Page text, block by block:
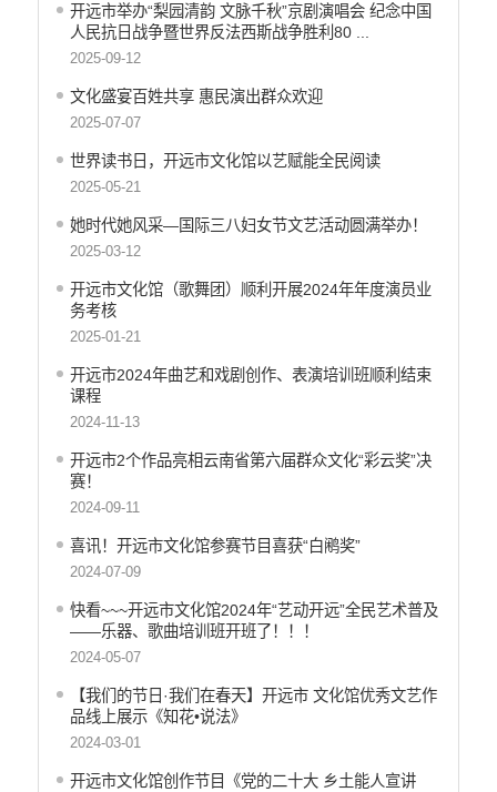
减税降费
稳岗就业
应急预案
产品质量
公共文化服务
疫情防控
养老服务
社会救助信息
规划计划
重大决策预公开
生态环境
食品药品监管
义务教育
政府集中采购
环保督察
医疗卫生
行政许可
行政处罚和行政强制
开远市举办“梨园清韵 文脉千秋”京剧演唱会 纪念中国
人民抗日战争暨世界反法西斯战争胜利80 ...
2025-09-12
文化盛宴百姓共享 惠民演出群众欢迎
2025-07-07
世界读书日，开远市文化馆以艺赋能全民阅读
2025-05-21
她时代她风采—国际三八妇女节文艺活动圆满举办！
2025-03-12
开远市文化馆（歌舞团）顺利开展2024年年度演员业
务考核
2025-01-21
开远市2024年曲艺和戏剧创作、表演培训班顺利结束
课程
2024-11-13
开远市2个作品亮相云南省第六届群众文化“彩云奖”决
赛！
2024-09-11
喜讯！开远市文化馆参赛节目喜获“白鹇奖”
2024-07-09
快看~~~开远市文化馆2024年“艺动开远”全民艺术普及
——乐器、歌曲培训班开班了！！！
2024-05-07
【我们的节日·我们在春天】开远市 文化馆优秀文艺作
品线上展示《知花•说法》
2024-03-01
开远市文化馆创作节目《党的二十大 乡土能人宣讲